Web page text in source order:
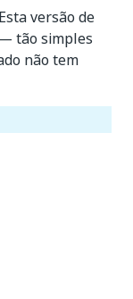
versão de
tão simples
não tem